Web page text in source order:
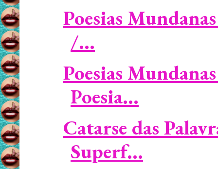
Poesias
/...
Poesias
Poesia...
Catarse das
Superf...